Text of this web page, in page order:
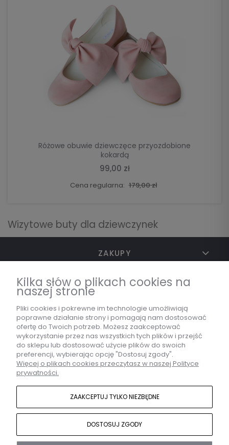
Różowe obuwie dziewczęce przyozdobione
kokardą
99,00 zł
Cena regularna: 179,00 zł
DO KOSZYKA
Wizytowe buty dla dziewczynek
ZAKUPY
TWOJE KONTO
INFORMACJE
MARKA
KONTAKT
Kilka słów o plikach cookies na
naszej stronie
Pliki cookies i pokrewne im technologie umożliwiają
poprawne działanie strony i pomagają nam dostosować
ofertę do Twoich potrzeb. Możesz zaakceptować
wykorzystanie przez nas wszystkich tych plików i przejść
do sklepu lub dostosować użycie plików do swoich
preferencji, wybierając opcję "Dostosuj zgody".
Więcej o plikach cookies przeczytasz w naszej Polityce
prywatności.
ZAAKCEPTUJ TYLKO NIEZBĘDNE
DOSTOSUJ ZGODY